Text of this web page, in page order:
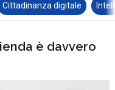
Cittadinanza digitale
è davvero